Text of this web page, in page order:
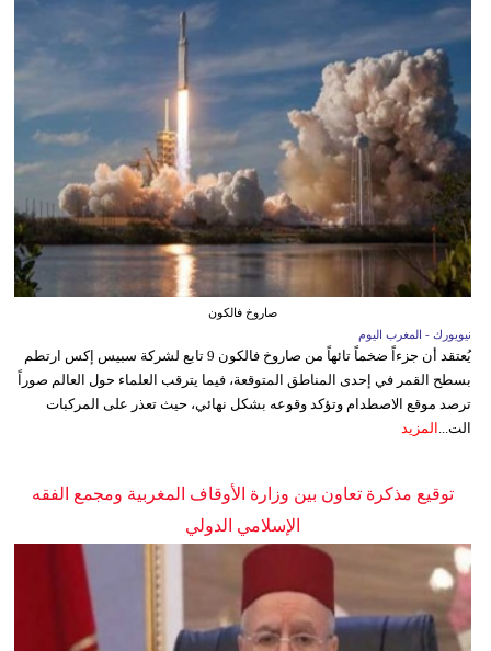
صاروخ فالكون
نيويورك - المغرب اليوم
يُعتقد أن جزءاً ضخماً تائهاً من صاروخ فالكون 9 تابع لشركة سبيس إكس ارتطم
بسطح القمر في إحدى المناطق المتوقعة، فيما يترقب العلماء حول العالم صوراً
ترصد موقع الاصطدام وتؤكد وقوعه بشكل نهائي، حيث تعذر على المركبات
الت... المزيد
توقيع مذكرة تعاون بين وزارة الأوقاف المغربية ومجمع الفقه
الإسلامي الدولي